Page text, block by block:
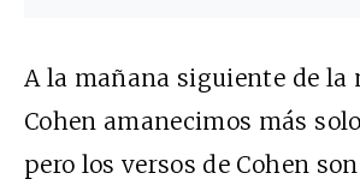
A la mañana siguiente de la
Cohen amanecimos más
pero los versos de Cohen